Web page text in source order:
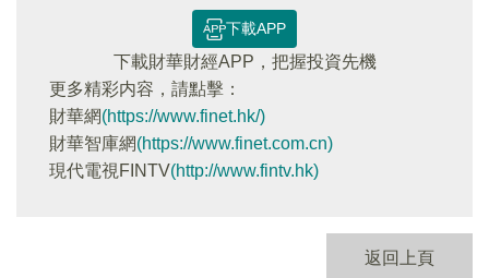
下載APP
下載財華財經APP，把握投資先機
更多精彩内容，請點擊：
財華網(https://www.finet.hk/)
財華智庫網(https://www.finet.com.cn)
現代電視FINTV(http://www.fintv.hk)
返回上頁